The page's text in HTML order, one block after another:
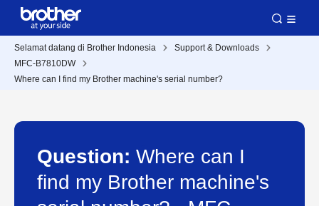
Selamat datang di Brother Indonesia
Support & Downloads
MFC-B7810DW
Where can I find my Brother machine's serial number?
Question: Where can I
find my Brother machine's